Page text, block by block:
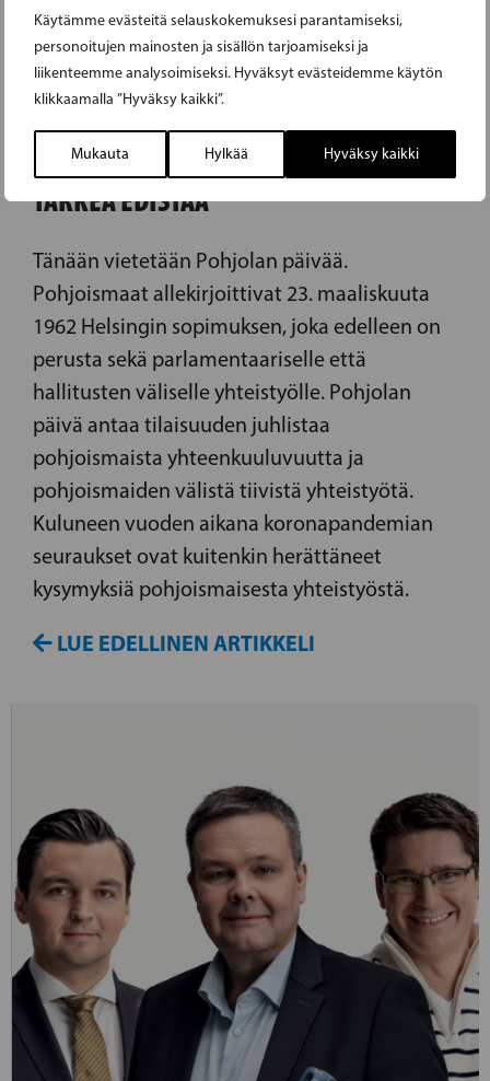
Käytämme evästeitä selauskokemuksesi parantamiseksi,
personoitujen mainosten ja sisällön tarjoamiseksi ja
liikenteemme analysoimiseksi. Hyväksyt evästeidemme käytön
klikkaamalla ”Hyväksy kaikki”.
Mukauta Hylkää Hyväksy kaikki
23.03.2021
POHJOISMAISTA YHTEISTYÖTÄ ON
TÄRKEÄ EDISTÄÄ
Tänään vietetään Pohjolan päivää.
Pohjoismaat allekirjoittivat 23. maaliskuuta
1962 Helsingin sopimuksen, joka edelleen on
perusta sekä parlamentaariselle että
hallitusten väliselle yhteistyölle. Pohjolan
päivä antaa tilaisuuden juhlistaa
pohjoismaista yhteenkuuluvuutta ja
pohjoismaiden välistä tiivistä yhteistyötä.
Kuluneen vuoden aikana koronapandemian
seuraukset ovat kuitenkin herättäneet
kysymyksiä pohjoismaisesta yhteistyöstä.
LUE EDELLINEN ARTIKKELI